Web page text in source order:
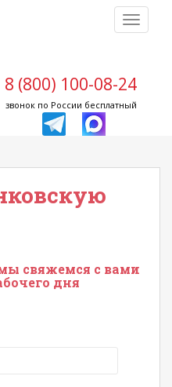
8 (800) 100-08-24
звонок по России бесплатный
свяжемся с вами
дня